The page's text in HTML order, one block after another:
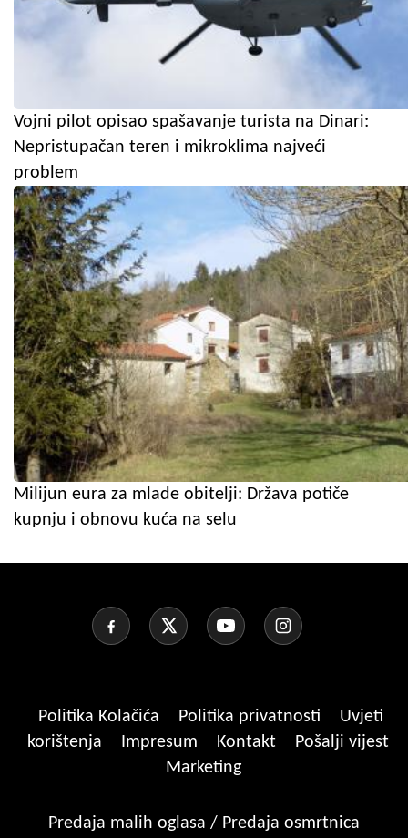
Vojni pilot opisao spašavanje turista na Dinari:
Nepristupačan teren i mikroklima najveći
problem
Milijun eura za mlade obitelji: Država potiče
kupnju i obnovu kuća na selu
Politika Kolačića Politika privatnosti
Uvjeti
korištenja
Impresum Kontakt
Pošalji vijest
Marketing
Predaja malih oglasa / Predaja osmrtnica